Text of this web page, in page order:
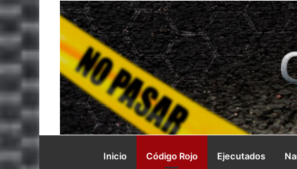
Inicio Código Rojo Ejecutados